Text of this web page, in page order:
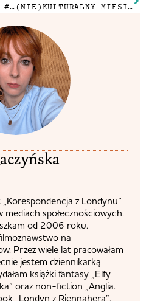
SIEDMIU WSPANIAŁYCH #10 – BLOGI, KTÓRE CZYTACIE (NIE)KULTURALNY MIESIĄC #1
z Londynu”
mediach społecznościowych.
od 2006 roku.
na
Przez wiele lat pracowałam
jestem dziennikarką
książki fantasy „Elfy
oraz non-fiction „Anglia.
„Londyn z Riennaherą”.